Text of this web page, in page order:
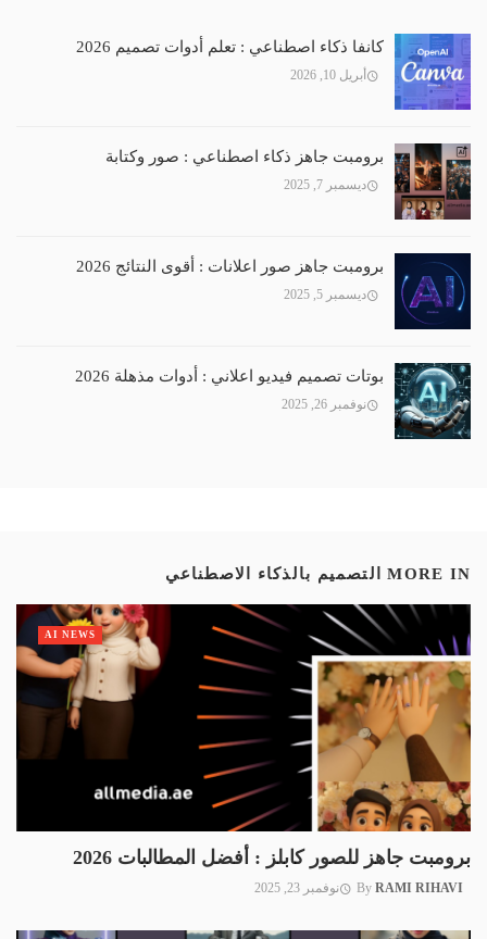
كانفا ذكاء اصطناعي : تعلم أدوات تصميم 2026
أبريل 10, 2026
برومبت جاهز ذكاء اصطناعي : صور وكتابة
ديسمبر 7, 2025
برومبت جاهز صور اعلانات : أقوى النتائج 2026
ديسمبر 5, 2025
بوتات تصميم فيديو اعلاني : أدوات مذهلة 2026
نوفمبر 26, 2025
MORE IN التصميم بالذكاء الاصطناعي
برومبت جاهز للصور كابلز : أفضل المطالبات 2026
By RAMI RIHAVI نوفمبر 23, 2025
AI NEWS